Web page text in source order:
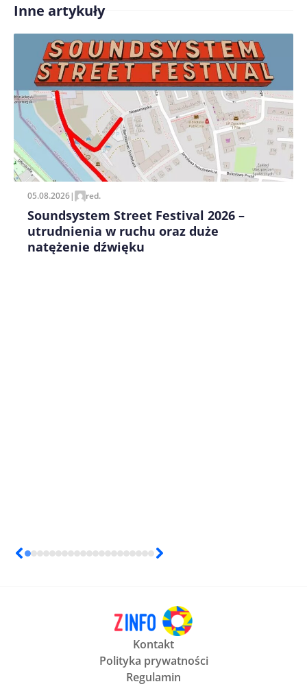
Treść komentarza*
Zapamiętaj moje dane w tej przeglądarce podczas
pisania kolejnych komentarzy.
Inne artykuły
05.08.2026| red.
Soundsystem Street Festival 2026 –
utrudnienia w ruchu oraz duże
natężenie dźwięku
Kontakt
Polityka prywatności
Regulamin